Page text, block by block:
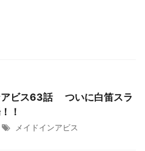
アビス63話 ついに白笛スラ
！
メイドインアビス